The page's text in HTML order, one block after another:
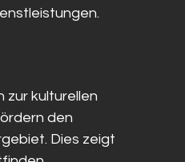
kulturellen
den
Dies zeigt